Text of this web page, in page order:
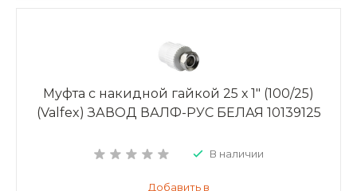
Муфта с накидной гайкой 25 х 1" (100/25)
(Valfex) ЗАВОД ВАЛФ-РУС БЕЛАЯ 10139125
В наличии